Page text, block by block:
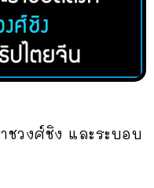
ชวงศ์ชิง และระบอบ